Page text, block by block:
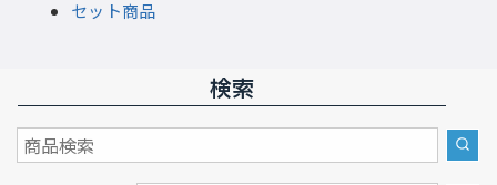
セット商品
検索